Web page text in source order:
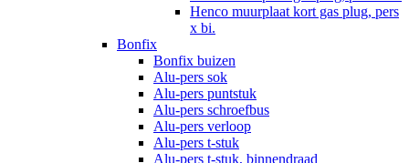
Henco muurplaat kort gas plug, pers
x bi.
Bonfix
Bonfix buizen
Alu-pers sok
Alu-pers puntstuk
Alu-pers schroefbus
Alu-pers verloop
Alu-pers t-stuk
Alu-pers t-stuk, binnendraad